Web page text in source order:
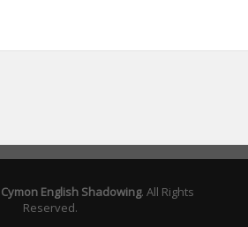
Cymon English Shadowing. All Rights
Reserved.